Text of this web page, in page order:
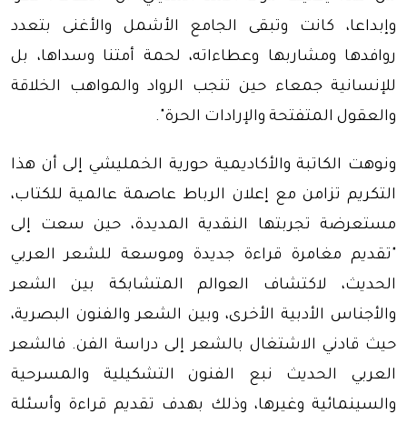
وإبداعا، كانت وتبقى الجامع الأشمل والأغنى بتعدد
روافدها ومشاربها وعطاءاته، لحمة أمتنا وسداها، بل
للإنسانية جمعاء حين تنجب الرواد والمواهب الخلاقة
والعقول المتفتحة والإرادات الحرة".
ونوهت الكاتبة والأكاديمية حورية الخمليشي إلى أن هذا
التكريم تزامن مع إعلان الرباط عاصمة عالمية للكتاب،
مستعرضة تجربتها النقدية المديدة، حين سعت إلى
"تقديم مغامرة قراءة جديدة وموسعة للشعر العربي
الحديث، لاكتشاف العوالم المتشابكة بين الشعر
والأجناس الأدبية الأخرى، وبين الشعر والفنون البصرية،
حيث قادني الاشتغال بالشعر إلى دراسة الفن. فالشعر
العربي الحديث نبع الفنون التشكيلية والمسرحية
والسينمائية وغيرها، وذلك بهدف تقديم قراءة وأسئلة